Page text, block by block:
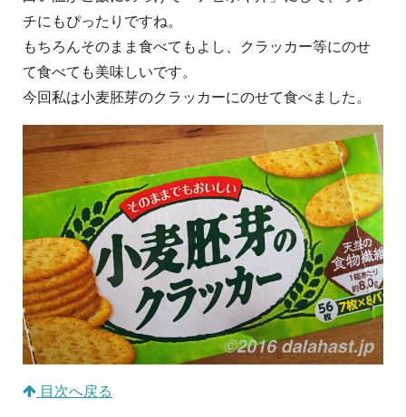
チにもぴったりですね。
もちろんそのまま食べてもよし、クラッカー等にのせ
て食べても美味しいです。
今回私は小麦胚芽のクラッカーにのせて食べました。
目次へ戻る